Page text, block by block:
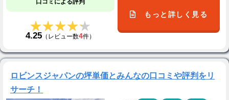
口コミによる評判
★★★★★
★★★★★
4.25 （レビュー数4件）
もっと詳しく見る
ロビンスジャパンの坪単価とみんなの口コミや評判をリ
サーチ！